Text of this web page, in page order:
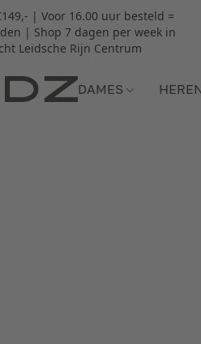
| Voor 16.00 uur besteld =
| Shop 7 dagen per week in
Leidsche Rijn Centrum
DAMES